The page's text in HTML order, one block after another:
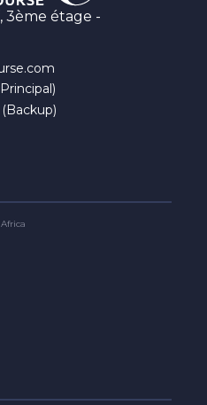
3ème étage -
(Backup)